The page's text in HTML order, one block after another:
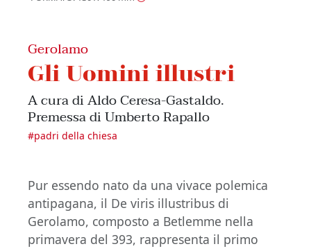
Gerolamo
Gli Uomini illustri
A cura di Aldo Ceresa-Gastaldo.
Premessa di Umberto Rapallo
#padri della chiesa
Pur essendo nato da una vivace polemica
antipagana, il De viris illustribus di
Gerolamo, composto a Betlemme nella
primavera del 393, rappresenta il primo